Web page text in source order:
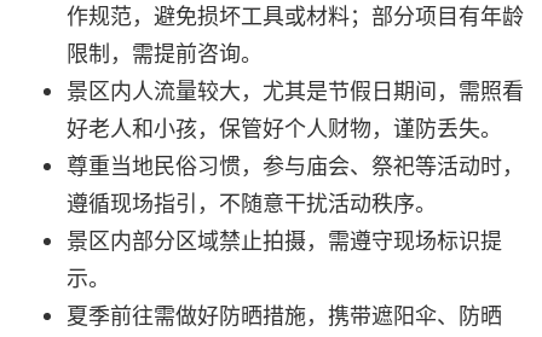
作规范，避免损坏工具或材料；部分项目有年龄
限制，需提前咨询。
景区内人流量较大，尤其是节假日期间，需照看
好老人和小孩，保管好个人财物，谨防丢失。
尊重当地民俗习惯，参与庙会、祭祀等活动时，
遵循现场指引，不随意干扰活动秩序。
景区内部分区域禁止拍摄，需遵守现场标识提
示。
夏季前往需做好防晒措施，携带遮阳伞、防晒